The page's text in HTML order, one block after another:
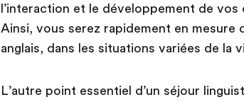
l’interaction et le développement de
Ainsi, vous serez rapidement en mesure
anglais, dans les situations variées de la
L’autre point essentiel d’un séjour